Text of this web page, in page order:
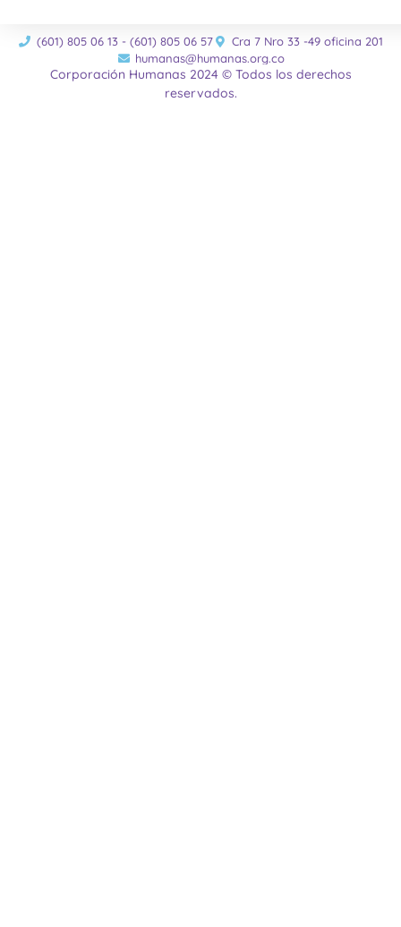
(601) 805 06 13 - (601) 805 06 57
Cra 7 Nro 33 -49 oficina 201
humanas@humanas.org.co
Corporación Humanas 2024 © Todos los derechos
reservados.